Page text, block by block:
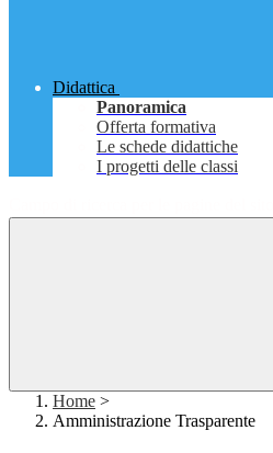
Didattica
Panoramica
Offerta formativa
Le schede didattiche
I progetti delle classi
Home >
Amministrazione Trasparente